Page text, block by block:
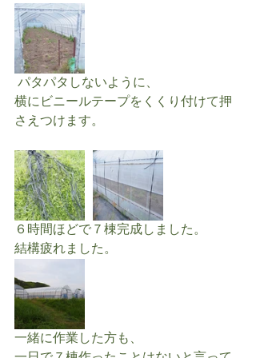
パタパタしないように、
横にビニールテープをくくり付けて押
さえつけます。
６時間ほどで７棟完成しました。
結構疲れました。
一緒に作業した方も、